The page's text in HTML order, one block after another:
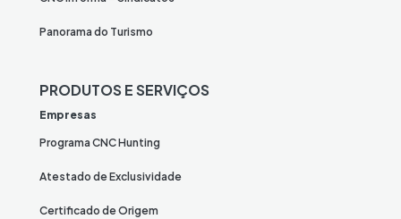
Panorama do Turismo
PRODUTOS E SERVIÇOS
Empresas
Programa CNC Hunting
Atestado de Exclusividade
Certificado de Origem